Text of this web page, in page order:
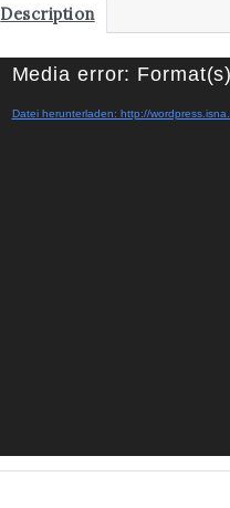
Description
Video-
Media error:
Datei herunterladen: http://